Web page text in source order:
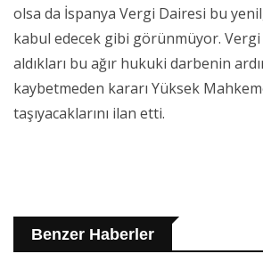
olsa da İspanya Vergi Dairesi bu
kabul edecek gibi görünmüyor.
aldıkları bu ağır hukuki darbenin
kaybetmeden kararı Yüksek
taşıyacaklarını ilan etti.
Benzer Haberler